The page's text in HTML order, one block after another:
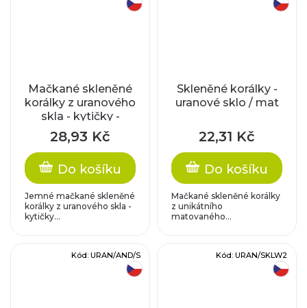
Mačkané skleněné
korálky z uranového
skla - kytičky -
zelené se stříbrným
zatíráním
28,93 Kč
Do košíku
Jemné mačkané skleněné
korálky z uranového skla -
kytičky...
Skleněné korálky -
uranové sklo / mat
22,31 Kč
Do košíku
Mačkané skleněné korálky
z unikátního
matovaného...
Kód: URAN/AND/S Kód: URAN/SKLW2